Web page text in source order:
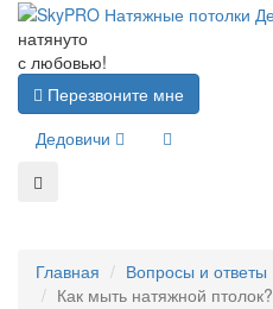
натянуто
с любовью!
Перезвоните мне
Дедовичи
Главная
Вопросы и ответы
Как мыть натяжной птолок?